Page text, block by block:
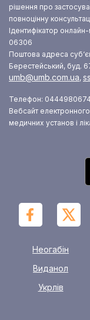
рішення про
повноцінну
Ідентифікатор
06306
Поштова адреса
Берестейський, буд.
umb@umb.com.ua,
Телефон: 0444980674
Вебсайт
медичних установ і
Неогабін
Виданол
Укрлів